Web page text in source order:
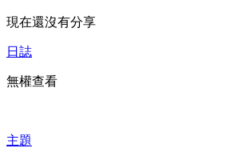
現在還沒有分享
日誌
無權查看
主題